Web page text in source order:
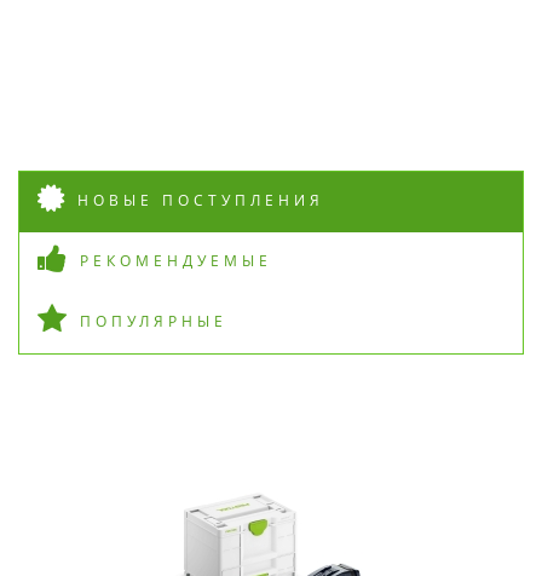
НОВЫЕ ПОСТУПЛЕНИЯ
РЕКОМЕНДУЕМЫЕ
ПОПУЛЯРНЫЕ